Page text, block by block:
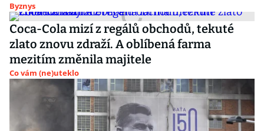
Byznys
Coca-Cola mizí z regálů obchodů, tekuté
zlato znovu zdraží. A oblíbená farma
mezitím změnila majitele
Co vám (ne)uteklo